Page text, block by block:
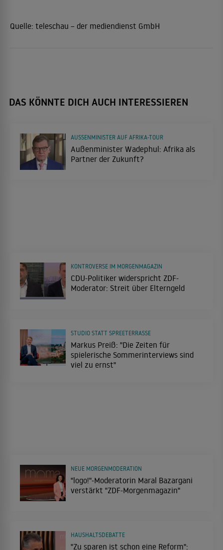
Quelle: teleschau – der mediendienst GmbH
DAS KÖNNTE DICH AUCH INTERESSIEREN
Außenminister Wadephul: Afrika als
Partner der Zukunft?
AUSSENMINISTER AUF AFRIKA-TOUR
CDU-Politiker widerspricht ZDF-
Moderator: Streit über Elterngeld
KONTROVERSE IM MORGENMAGAZIN
Markus Preiß: "Die Zeiten für
spielerische Sommerinterviews sind
viel zu ernst"
STUDIO STATT SPREETERRASSE
"logo!"-Moderatorin Maral Bazargani
verstärkt "ZDF-Morgenmagazin"
NEUE MORGENMODERATION
"Zu sparen ist schon eine Reform":
HAUSHALTSDEBATTE